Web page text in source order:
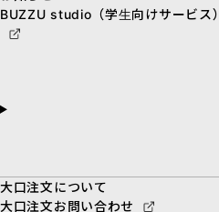
BUZZU studio（学生向けサービス）
大口注文について
大口注文お問い合わせ